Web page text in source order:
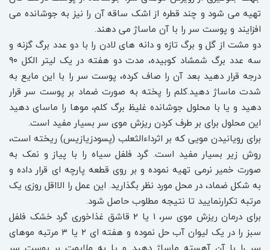
تهیه می شود و چند قطره از اشک ساقه آن را نیز به جوشانده می
افزایند و پوست سر را با آن ماساژ می دهند.
دو مشت از گل و برگ تازه و دانه های لادن را با دو عدد برگ گزنه و
سه عدد برگ شمشاد کوبیده، مدت دو هفته در یک لیتر الکل ۹۰
درجه قرار دهید بعد آن را صاف کرده، پوست سر را با این مایع به
شدت ماساژ دهید.کلم را پخته به صورت ضماد بر پوست سر قرار
دهید و یا با محلول جوشانده غلیظ برگ کلم، موها را ماسای دهید
این محلول برای بر طرف کردن ریزش موی سر بسیار مفید است.
برای رویانیدن مویی که بر اثرداءالثعلب (پسودزیازیس) ریخته است،
روش زیر بسیار مفید است. گرد فلفل سیاه را با پیاز و نمک به
صورت خمیر نرمی تهیه نموده و بر روی قطعه پارچه ای قرار داده و
به شکل ضماد، در محل مورد نظر بگذارید. این عمل را الااقل روزی یک
مرتبه تکرارنمایید تا نتیجه مطلوب حاصل شود.
برای درمان ریزش موی سر، ۱ یا ۲ قاشق غذاخوری گرد خشک فلفل
سبز را در یک لیوان آب حل نموده و هفته ای ۲ یا ۳ مرتبه موهای